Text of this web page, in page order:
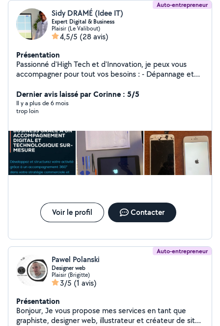
Auto-entrepreneur
Sidy DRAMÉ (Idee IT)
Expert Digital & Business
Plaisir (Le Valibout)
4,5/5 (28 avis)
Présentation
Passionné d'High Tech et d'Innovation, je peux vous
accompagner pour tout vos besoins : - Dépannage et
matériel - Installations informatique et logiciel
Spécialiste Business et Marketing dans les domaines de
la Technologie et l'Innovation depuis plus de 6 ans. Je
marketing, couplé à de la formations IT Un problème?
Une idée ! Mon objectif, accompagner tous les projets
ambitieux et humains grâce à un accompagnement
digital et technologique sur mesure !
Dernier avis laissé par Corinne : 5/5
Il y a plus de 6 mois
trop loin
Voir le profil Contacter
Auto-entrepreneur
Pawel Polanski
Designer web
Plaisir (Brigitte)
3/5 (1 avis)
Présentation
Bonjour, Je vous propose mes services en tant que
graphiste, designer web, illustrateur et créateur de sites